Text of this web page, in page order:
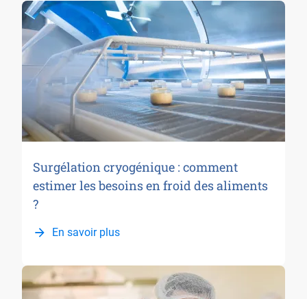
Surgélation cryogénique : comment
estimer les besoins en froid des aliments
?
En savoir plus